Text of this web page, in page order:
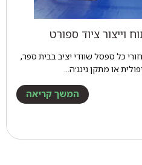
וייצור ציוד ספורט
כל ספסל שוודי יציב בבית ספר,
או מתקן נינג׳ה…
המשך קריאה